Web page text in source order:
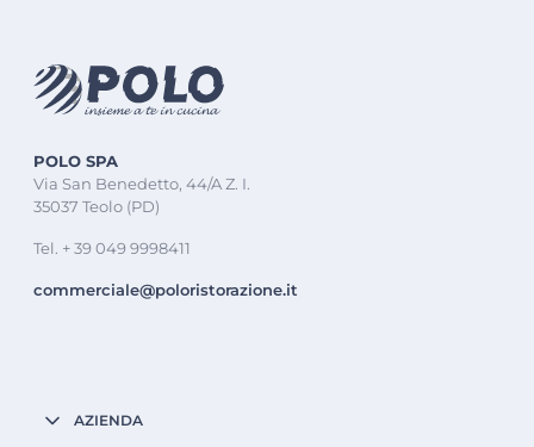
POLO SPA
Via San Benedetto, 44/A Z. I.
35037 Teolo (PD)
Tel. + 39 049 9998411
commerciale@poloristorazione.it
AZIENDA